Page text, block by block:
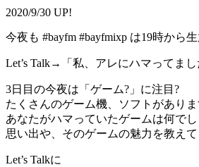
2020/9/30 UP!
今夜も #bayfm #bayfmixp は19時から
Let’s Talk→「私、アレにハマってまし
3日目の今夜は「ゲーム?」に注目?
たくさんのゲーム機、ソフトがありま
あなたがハマっていたゲームは何でし
思い出や、そのゲームの魅力を教え
Let’s Talkに